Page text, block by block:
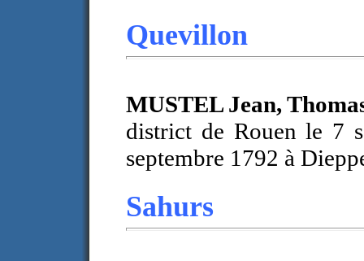
Quevillon
MUSTEL Jean,
district de Rouen le 7
septembre 1792 à
Sahurs